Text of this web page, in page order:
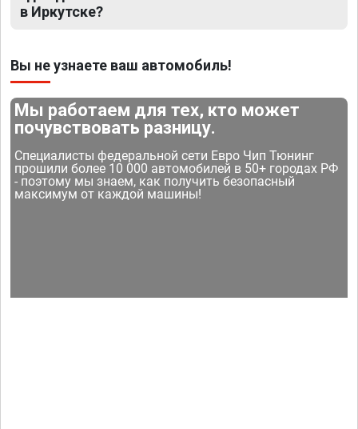
в Иркутске?
Вы не узнаете ваш автомобиль!
Мы работаем для тех, кто может
почувствовать разницу.
Специалисты федеральной сети Евро Чип Тюнинг
прошили более 10 000 автомобилей в 50+ городах РФ
- поэтому мы знаем, как получить безопасный
максимум от каждой машины!